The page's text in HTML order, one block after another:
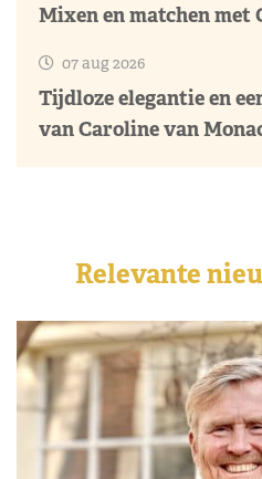
Mixen en matchen met
07 aug 2026
Tijdloze elegantie en
van Caroline van
Relevante